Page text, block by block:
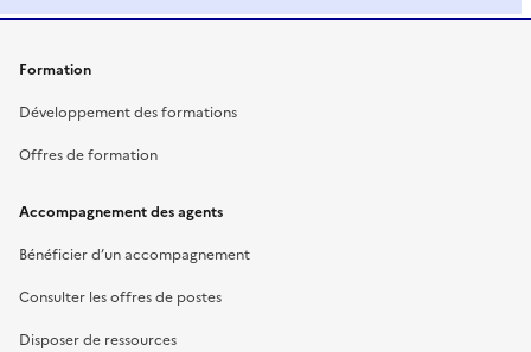
Formation
Développement des formations
Offres de formation
Accompagnement des agents
Bénéficier d’un accompagnement
Consulter les offres de postes
Disposer de ressources